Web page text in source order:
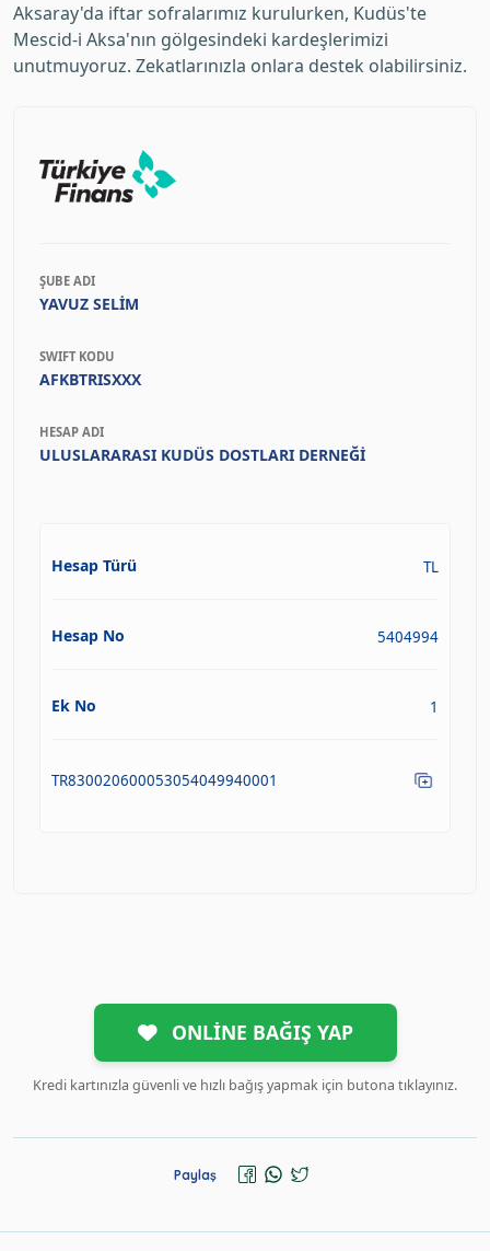
Aksaray'da iftar sofralarımız kurulurken, Kudüs'te
Mescid-i Aksa'nın gölgesindeki kardeşlerimizi
unutmuyoruz. Zekatlarınızla onlara destek olabilirsiniz.
ŞUBE ADI
YAVUZ SELİM
SWIFT KODU
AFKBTRISXXX
HESAP ADI
ULUSLARARASI KUDÜS DOSTLARI DERNEĞİ
Hesap Türü TL
Hesap No 5404994
Ek No 1
TR830020600053054049940001
ONLİNE BAĞIŞ YAP
Kredi kartınızla güvenli ve hızlı bağış yapmak için butona tıklayınız.
Paylaş